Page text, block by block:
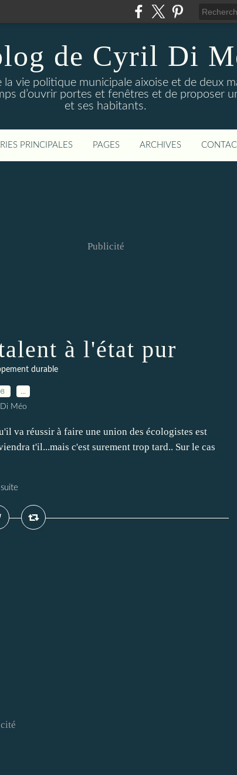
de Cyril Di
la vie politique municipale aixoise et de deux
d’ouvrir portes et fenêtres et de proposer
et ses habitants.
PRINCIPALES PAGES ARCHIVES
Publicité
à l'état pur
durable
Méo
va réussir à faire une union des écologistes est
t'il...mais c'est surement trop tard.. Sur le cas